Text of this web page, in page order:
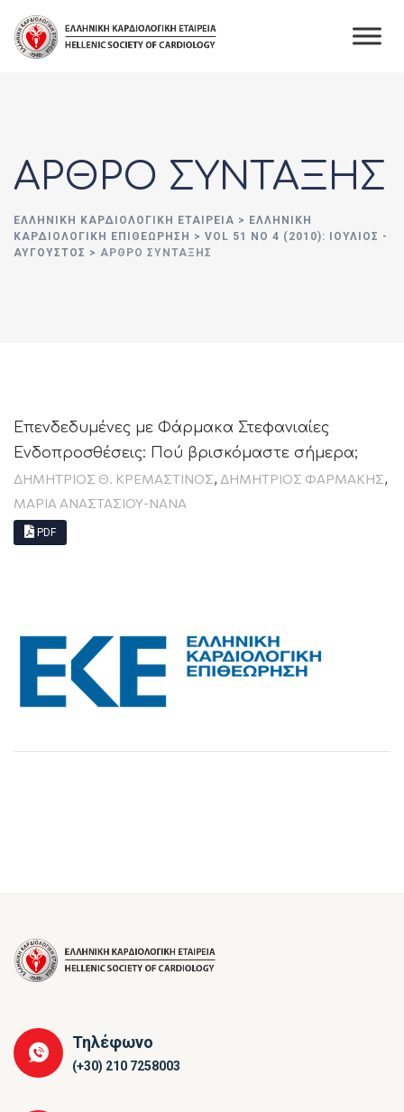
content
ΑΡΘΡΟ ΣΥΝΤΑΞΗΣ
ΕΛΛΗΝΙΚΉ ΚΑΡΔΙΟΛΟΓΙΚΉ ΕΤΑΙΡΕΊΑ > ΕΛΛΗΝΙΚΗ
ΚΑΡΔΙΟΛΟΓΙΚΗ ΕΠΙΘΕΩΡΗΣΗ > VOL 51 NO 4 (2010): ΙΟΎΛΙΟΣ -
ΑΎΓΟΥΣΤΟΣ > ΑΡΘΡΟ ΣΥΝΤΑΞΗΣ
Επενδεδυμένες με Φάρμακα Στεφανιαίες
Ενδοπροσθέσεις: Πού βρισκόμαστε σήμερα;
ΔΗΜΗΤΡΙΟΣ Θ. ΚΡΕΜΑΣΤΙΝΟΣ, ΔΗΜΉΤΡΙΟΣ ΦΑΡΜΆΚΗΣ,
ΜΑΡΙΑ ΑΝΑΣΤΑΣΙΟΥ-ΝΑΝΑ
PDF
Τηλέφωνο
(+30) 210 7258003